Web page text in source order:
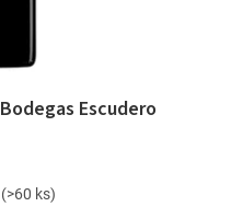
Escudero
(>60 ks)